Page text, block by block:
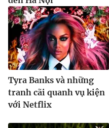
Tyra Banks và những
tranh cãi quanh vụ kiện
với Netflix